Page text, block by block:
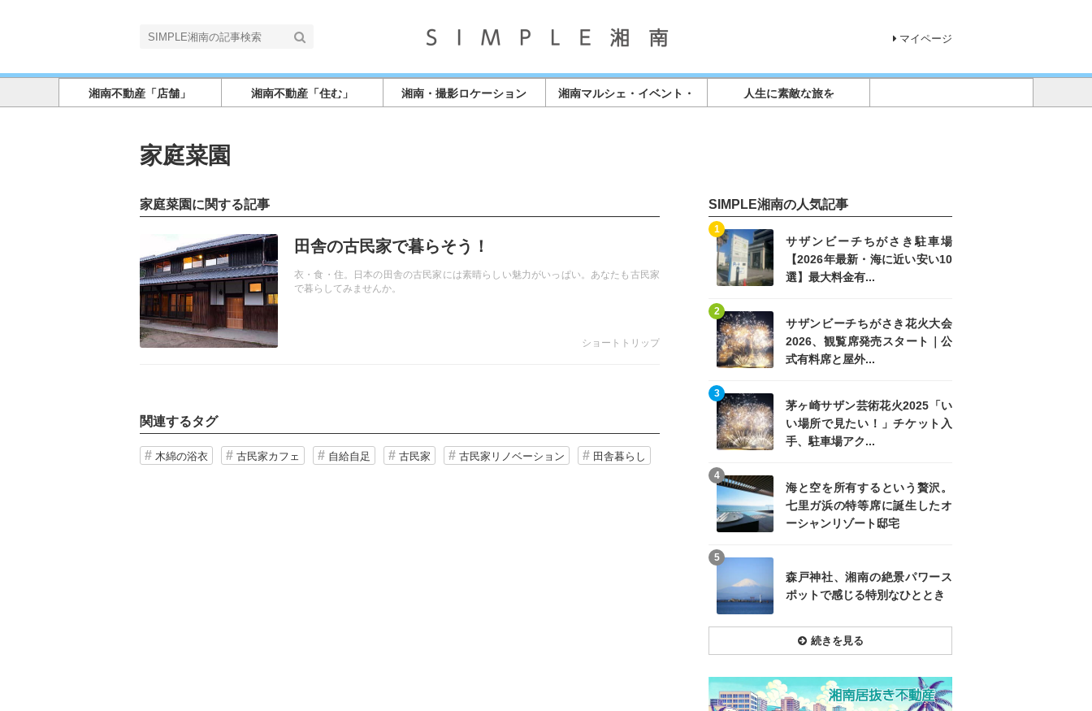
マイページ
湘南不動産「店舗」 湘南不動産「住む」 湘南・撮影ロケーション
湘南マルシェ・イベント・
店舗情報
人生に素敵な旅を
家庭菜園
家庭菜園に関する記事
田舎の古民家で暮らそう！
衣・食・住。日本の田舎の古民家には素晴らしい魅力がいっぱい。あなたも古民家
で暮らしてみませんか。
ショートトリップ
関連するタグ
木綿の浴衣 古民家カフェ 自給自足 古民家 古民家リノベーション 田舎暮らし
SIMPLE湘南の人気記事
サザンビーチちがさき駐車場
【2026年最新・海に近い安い10
選】最大料金有...
1
サザンビーチちがさき花火大会
2026、観覧席発売スタート｜公
式有料席と屋外...
2
茅ヶ崎サザン芸術花火2025「い
い場所で見たい！」チケット入
手、駐車場アク...
3
海と空を所有するという贅沢。
七里ガ浜の特等席に誕生したオ
ーシャンリゾート邸宅
4
森戸神社、湘南の絶景パワース
ポットで感じる特別なひととき
5
続きを見る